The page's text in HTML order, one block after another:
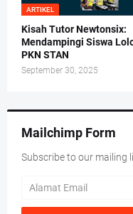
ARTIKEL
Kisah Tutor Newtonsix:
Mendampingi Siswa
PKN STAN
September 30, 2025
Mailchimp Form
Subscribe to our mailing